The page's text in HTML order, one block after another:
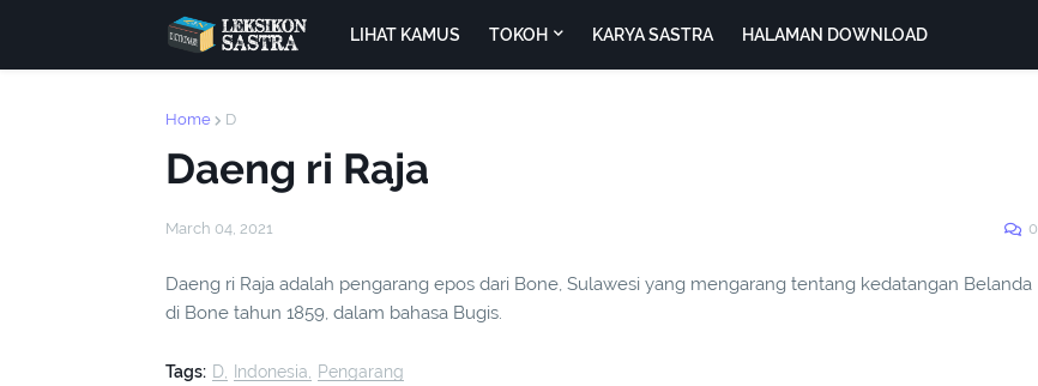
LIHAT KAMUS TOKOH KARYA SASTRA HALAMAN DOWNLOAD
Home D
Daeng ri Raja
March 04, 2021 0
Daeng ri Raja adalah pengarang epos dari Bone, Sulawesi yang mengarang tentang kedatangan Belanda
di Bone tahun 1859, dalam bahasa Bugis.
Tags: D Indonesia Pengarang